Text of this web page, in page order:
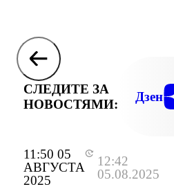
11:50 05
АВГУСТА
2025
12:42
05.08.2025
СЛЕДИТЕ ЗА
НОВОСТЯМИ:
Дзен